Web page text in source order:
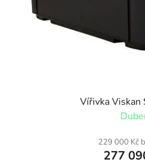
Vířivka Viskan
229 000 Kč
277